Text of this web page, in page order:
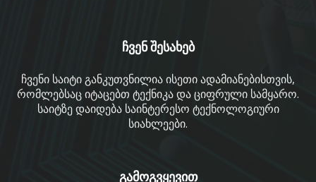
ჩვენ შესახებ
ჩვენი საიტი განკუთვნილია ისეთი ადამიანებისთვის,
რომლებსაც იტაცებთ ტექნიკა და ციფრული სამყარო.
საიტზე დაიდება საინტერესო ტექნოლოგიური
სიახლეები.
გამოგვყევით